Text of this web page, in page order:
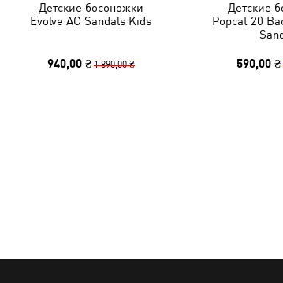
Детские босоножки
Evolve AC Sandals Kids
940,00 ₴ 1 890,00 ₴
Детские
Popcat 20
590,00 ₴